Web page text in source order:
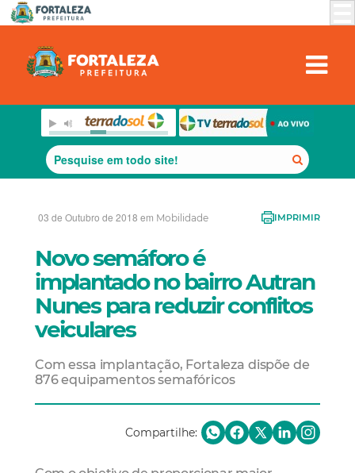
03 de Outubro de 2018 em Mobilidade IMPRIMIR
Novo semáforo é
implantado no bairro Autran
Nunes para reduzir conflitos
veiculares
Com essa implantação, Fortaleza dispõe de
876 equipamentos semafóricos
Compartilhe: